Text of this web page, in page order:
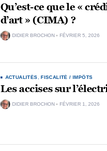
Qu’est-ce que le «
d’art » (CIMA) ?
DIDIER BROCHON FÉVRIER 5, 2026
ACTUALITÉS ,FISCALITÉ / IMPÔTS
Les accises sur
DIDIER BROCHON FÉVRIER 1, 2026